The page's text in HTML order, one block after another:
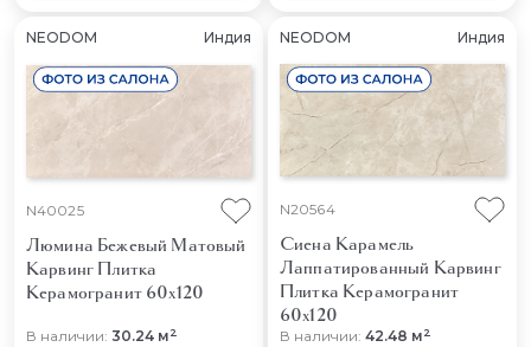
NEODOM Индия
N40025
Люмина Бежевый Матовый
Карвинг Плитка
Керамогранит 60x120
В наличии: 30.24 м2
NEODOM Индия
N20564
Сиена Карамель
Лаппатированный Карвинг
Плитка Керамогранит
60x120
В наличии: 42.48 м2